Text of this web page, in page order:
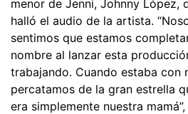
menor de Jenni, Johnny López,
halló el audio de la artista.
sentimos que estamos
nombre al lanzar esta
trabajando. Cuando estaba con
percatamos de la gran estrella
era simplemente nuestra